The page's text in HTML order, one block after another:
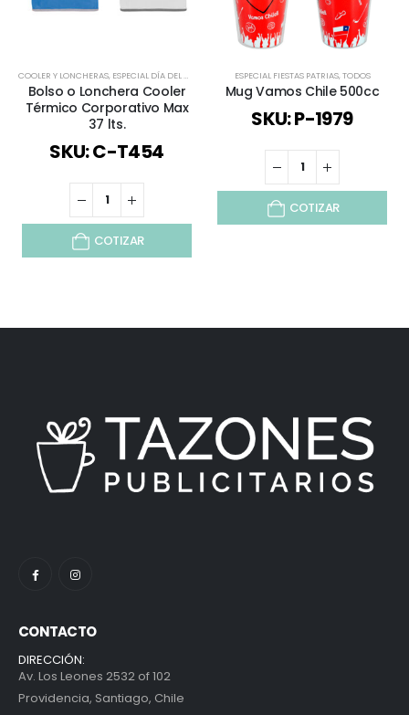
COOLER Y LONCHERAS, ESPECIAL DÍA DEL MINERO ESPECIAL FIESTAS PATRIAS,MOCHILAS Y
Bolso o Lonchera Cooler
Térmico Corporativo Max
37 lts.
SKU: C-T454
COTIZAR
ESPECIAL FIESTAS PATRIAS,TODOS
Mug Vamos Chile 500cc
SKU: P-1979
COTIZAR
CONTACTO
DIRECCIÓN:
Av. Los Leones 2532 of 102
Providencia, Santiago, Chile